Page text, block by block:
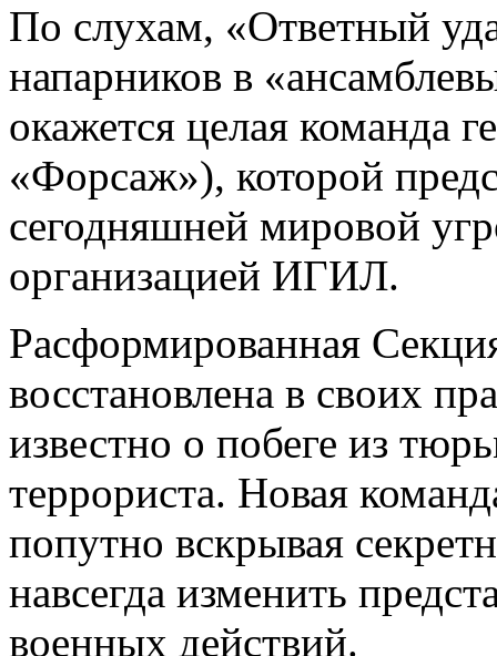
По слухам, «Ответный
напарников в
окажется целая команда
«Форсаж»), которой
сегодняшней мировой
организацией ИГИЛ.
Расформированная
восстановлена в своих
известно о побеге из
террориста. Новая
попутно вскрывая
навсегда изменить
военных действий.